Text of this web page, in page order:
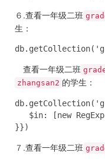
６.查看一年级二班
生：
查看一年级二班
zhangsan2 的学生：
$in: [new
}})
７.查看一年级二班